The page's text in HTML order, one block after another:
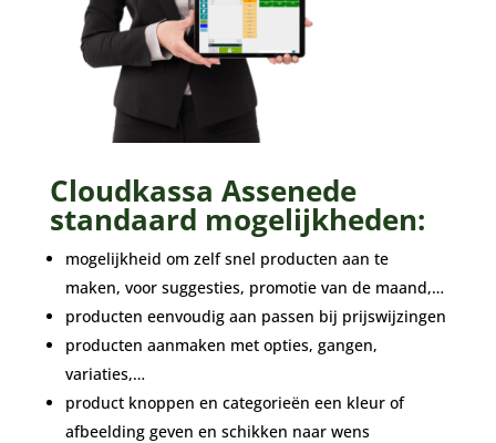
Cloudkassa Assenede
standaard mogelijkheden:
mogelijkheid om zelf snel producten aan te
maken, voor suggesties, promotie van de maand,…
producten eenvoudig aan passen bij prijswijzingen
producten aanmaken met opties, gangen,
variaties,…
product knoppen en categorieën een kleur of
afbeelding geven en schikken naar wens